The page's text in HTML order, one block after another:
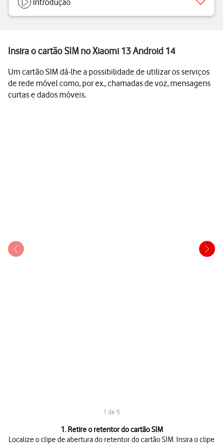
Introdução
Insira o cartão SIM no Xiaomi 13 Android 14
Um cartão SIM dá-lhe a possibilidade de utilizar os serviços
de rede móvel como, por ex., chamadas de voz, mensagens
curtas e dados móveis.
1 de 5
1. Retire o retentor do cartão SIM
Localize o clipe de abertura do retentor do cartão SIM. Insira o clipe